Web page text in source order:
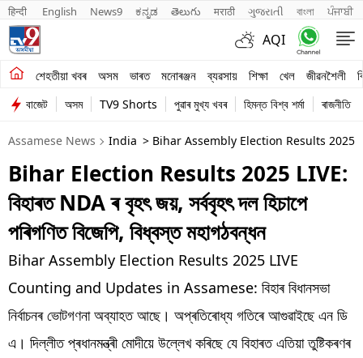
हिन्दी English News9 ಕನ್ನಡ తెలుగు मराठी ગુજરાતી বাংলা ਪੰਜਾਬੀ
AQI
শেহতীয়া খবৰ অসম ভাৰত মনোৰঞ্জন ব্যৱসায় শিক্ষা খেল জীৱনশৈলী
শেহতীয়া খবৰ
অসম
ভাৰত
মনোৰঞ্জন
ব্যৱসায়
শিক্ষা
খেল
জীৱনশৈলী
বাজেট অসম TV9 Shorts পুৱাৰ মুখ্য খবৰ হিমন্ত বিশ্ব শৰ্মা ৰাজনীতি
Assamese News India > Bihar Assembly Election Results 2025
Bihar Election Results 2025 LIVE:
বিহাৰত NDA ৰ বৃহৎ জয়, সৰ্ববৃহৎ দল হিচাপে
পৰিগণিত বিজেপি, বিধ্বস্ত মহাগঠবন্ধন
Bihar Assembly Election Results 2025 LIVE
Counting and Updates in Assamese: বিহাৰ বিধানসভা
নিৰ্বাচনৰ ভোটগণনা অব্যাহত আছে। অপ্ৰতিৰোধ্য গতিৰে আগুৱাইছে এন ডি
এ। দিল্লীত প্ৰধানমন্ত্ৰী মোদীয়ে উল্লেখ কৰিছে যে বিহাৰত এতিয়া তুষ্টিকৰণৰ